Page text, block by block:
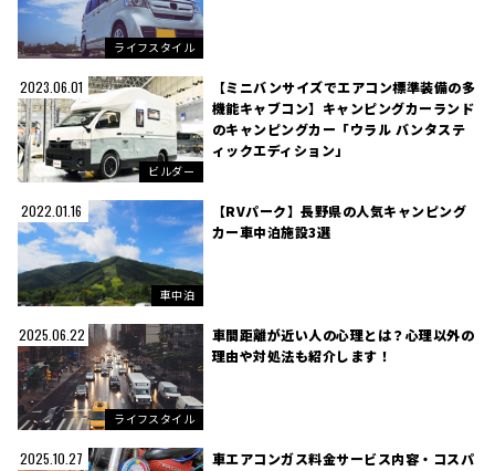
ライフスタイル
2023.06.01
ビルダー
【ミニバンサイズでエアコン標準装備の多
機能キャブコン】キャンピングカーランド
のキャンピングカー「ウラル バンタステ
ィックエディション」
2022.01.16
車中泊
【RVパーク】長野県の人気キャンピング
カー車中泊施設3選
2025.06.22
ライフスタイル
車間距離が近い人の心理とは？心理以外の
理由や対処法も紹介します！
2025.10.27
車エアコンガス料金サービス内容・コスパ